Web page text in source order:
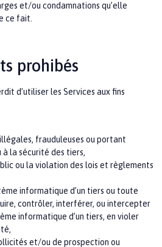
et/ou condamnations qu’elle
ce fait.
prohibés
d’utiliser les Services aux fins
frauduleuses ou portant
la sécurité des tiers,
ou la violation des lois et règlements
informatique d’un tiers ou toute
contrôler, interférer, ou intercepter
informatique d’un tiers, en violer
et/ou de prospection ou